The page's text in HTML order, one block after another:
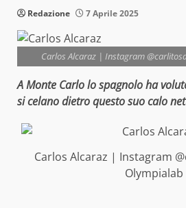
Redazione 7 Aprile 2025
Carlos Alcaraz | Instagram
A Monte Carlo lo spagnolo ha
si celano dietro questo suo calo
Carlos Alcaraz | Instagram
Olympialab